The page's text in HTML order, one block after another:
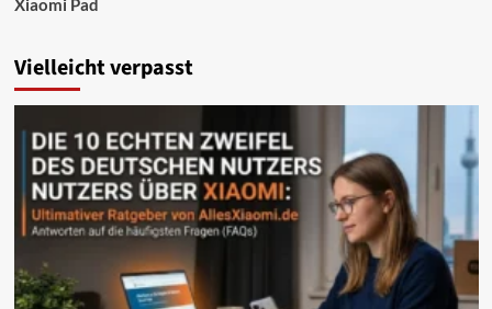
Xiaomi Pad
Vielleicht verpasst